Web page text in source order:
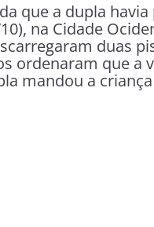
que a dupla
na Cidade
duas
ordenaram que a
mandou a